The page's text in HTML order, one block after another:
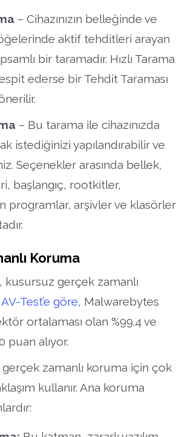
– Cihazınızın belleğinde ve
aktif tehditleri arayan
bir taramadır. Hızlı Tarama
ederse bir Tehdit Taraması
– Bu tarama ile cihazınızda
istediğinizi yapılandırabilir ve
Seçenekler arasında bellek,
başlangıç, rootkitler,
programlar, arşivler ve klasörler
Koruma
kusursuz gerçek zamanlı
AV-Test’e göre, Malwarebytes
ortalaması olan %99.4 ve
puan alıyor.
zamanlı koruma için çok
kullanır. Ana koruma